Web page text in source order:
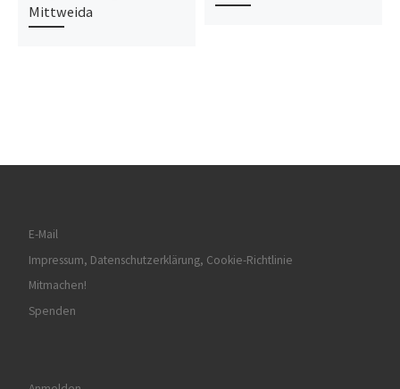
Mittweida
E-Mail
Impressum, Datenschutzerklärung, Cookie-Richtlinie
Mitmachen!
Spenden